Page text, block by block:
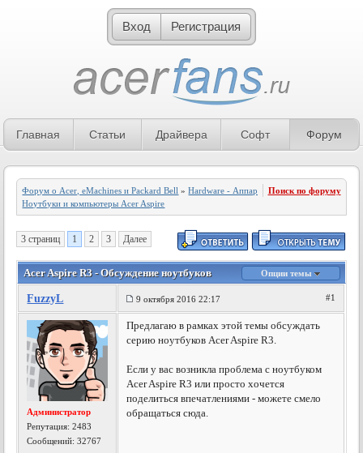
Вход Регистрация
Главная Статьи Драйвера Софт Форум
Форум о Acer, eMachines и Packard Bell »Hardware - Аппаратное обеспечение»
Ноутбуки и компьютеры Acer Aspire
Поиск по форуму
3 страниц 1 2 3 Далее
Acer Aspire R3 - Обсуждение ноутбуков Опции темы
FuzzyL 9 октября 2016 22:17 #1
Администратор
Репутация:2483
Сообщений: 32767
Предлагаю в рамках этой темы обсуждать
серию ноутбуков Acer Aspire R3.
Если у вас возникла проблема с ноутбуком
Acer Aspire R3 или просто хочется
поделиться впечатлениями - можете смело
обращаться сюда.